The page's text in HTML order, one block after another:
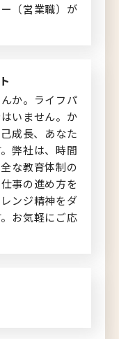
（営業職）が
か。ライフパ
いません。か
成長、あなた
弊社は、時間
な教育体制の
事の進め方を
ンジ精神をダ
お気軽にご応